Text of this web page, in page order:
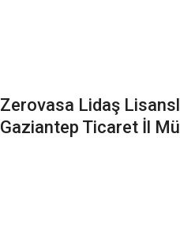
Zerovasa Lidaş
Gaziantep Ticaret İl